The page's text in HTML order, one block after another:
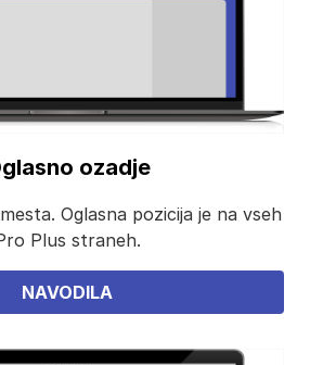
ozadje
Oglasna pozicija je na vseh
Plus straneh.
NAVODILA